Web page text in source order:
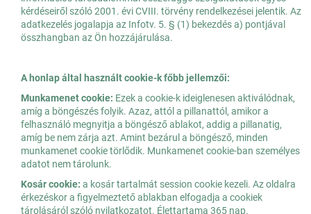
kérdéseiről szóló 2001. évi CVIII. törvény rendelkezései jelentik. Az
adatkezelés jogalapja az Infotv. 5. § (1) bekezdés a) pontjával
összhangban az Ön hozzájárulása.
A honlap által használt cookie-k főbb jellemzői:
Munkamenet cookie: Ezek a cookie-k ideiglenesen aktiválódnak,
amíg a böngészés folyik. Azaz, attól a pillanattól, amikor a
felhasználó megnyitja a böngésző ablakot, addig a pillanatig,
amíg be nem zárja azt. Amint bezárul a böngésző, minden
munkamenet cookie törlődik. Munkamenet cookie-ban személyes
adatot nem tárolunk.
Kosár cookie: a kosár tartalmát session cookie kezeli. Az oldalra
érkezéskor a figyelmeztető ablakban elfogadja a cookiek
tárolásáról szóló nyilatkozatot. Élettartama 365 nap.